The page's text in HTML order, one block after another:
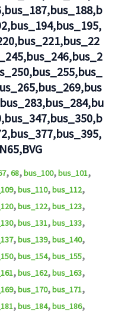
,68, bus_100, bus_101,
, bus_110, bus_112,
, bus_122, bus_123,
, bus_131, bus_133,
, bus_139, bus_140,
, bus_154, bus_155,
, bus_162, bus_163,
, bus_170, bus_171,
, bus_184, bus_186,